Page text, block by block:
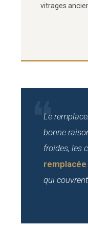
vitrages
Le
bonne
froides, les
qui